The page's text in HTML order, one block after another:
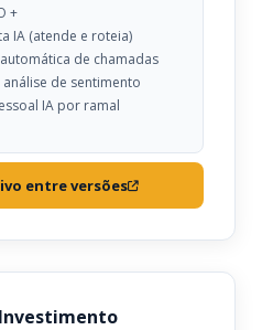
+
IA (atende e roteia)
de chamadas
análise de sentimento
IA por ramal
entre versões